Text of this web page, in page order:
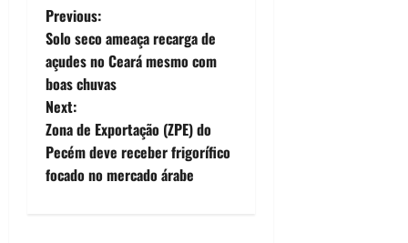
P
o
s
t
n
Previous:
Solo seco ameaça recarga de
açudes no Ceará mesmo com
boas chuvas
Next:
Zona de Exportação (ZPE) do
Pecém deve receber frigorífico
focado no mercado árabe